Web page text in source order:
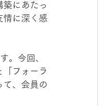
築にあたっ
情に深く感
。今回、
フォーラ
て、会員の